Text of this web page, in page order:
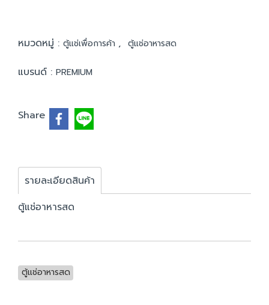
หมวดหมู่ : ตู้แช่เพื่อการค้า , ตู้แช่อาหารสด
แบรนด์ : PREMIUM
Share
รายละเอียดสินค้า
ตู้แช่อาหารสด
ตู้แช่อาหารสด